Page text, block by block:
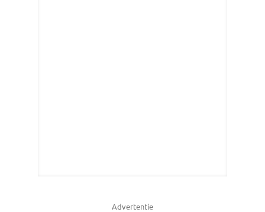
Advertentie